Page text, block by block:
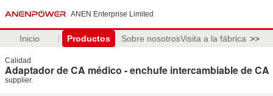
ANEN Enterprise Limited
Inicio Productos Sobre nosotrosVisita a la fábrica >>
Calidad
Adaptador de CA médico - enchufe intercambiable de CA
supplier.